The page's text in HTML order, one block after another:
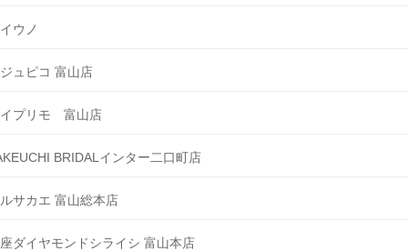
ウノ
ュピコ 富山店
プリモ 富山店
BRIDALインター二口町店
サカエ 富山総本店
ダイヤモンドシライシ 富山本店